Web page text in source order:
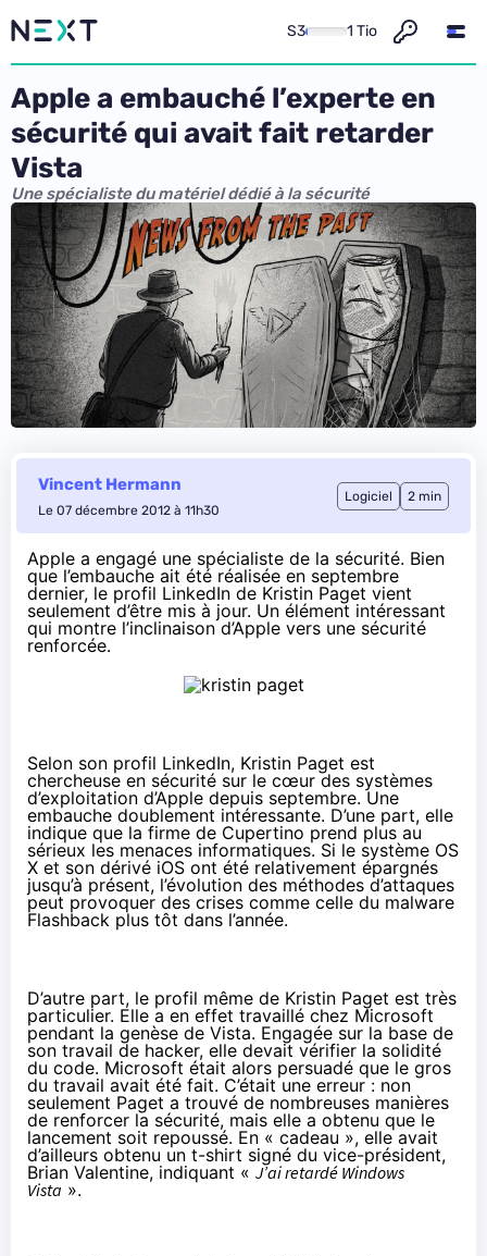
S3 1 Tio
Apple a embauché l’experte en
sécurité qui avait fait retarder
Vista
Une spécialiste du matériel dédié à la sécurité
Vincent Hermann
Le 07 décembre 2012 à 11h30
Logiciel 2 min
Apple a engagé une spécialiste de la sécurité. Bien
que l’embauche ait été réalisée en septembre
dernier, le profil LinkedIn de Kristin Paget vient
seulement d’être mis à jour. Un élément intéressant
qui montre l’inclinaison d’Apple vers une sécurité
renforcée.
Selon son profil LinkedIn, Kristin Paget est
chercheuse en sécurité sur le cœur des systèmes
d’exploitation d’Apple depuis septembre. Une
embauche doublement intéressante. D’une part, elle
indique que la firme de Cupertino prend plus au
sérieux les menaces informatiques. Si le système OS
X et son dérivé iOS ont été relativement épargnés
jusqu’à présent, l’évolution des méthodes d’attaques
peut provoquer des crises comme celle du malware
Flashback plus tôt dans l’année.
D’autre part, le profil même de Kristin Paget est très
particulier. Elle a en effet travaillé chez Microsoft
pendant la genèse de Vista. Engagée sur la base de
son travail de hacker, elle devait vérifier la solidité
du code. Microsoft était alors persuadé que le gros
du travail avait été fait. C’était une erreur : non
seulement Paget a trouvé de nombreuses manières
de renforcer la sécurité, mais elle a obtenu que le
lancement soit repoussé. En « cadeau », elle avait
d’ailleurs obtenu un t-shirt signé du vice-président,
Brian Valentine, indiquant « J’ai retardé Windows
Vista ».